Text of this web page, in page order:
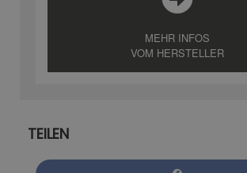
MEHR INFOS
VOM HERSTELLER
TEILEN